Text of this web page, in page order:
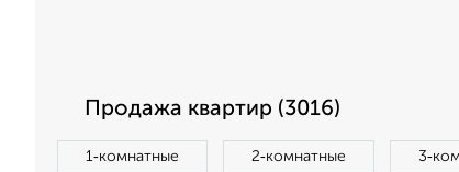
Продажа квартир (3016)
1‑комнатные 2‑комнатные